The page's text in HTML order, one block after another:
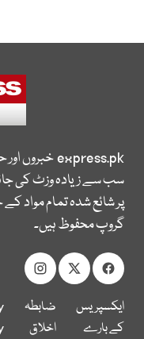
express.pkخبروں
سب سے زیادہ وزٹ کی
پر شائع شدہ تمام مواد
گروپ محفوظ ہیں۔
ایکسپریس
کے بارے
ضابطہ
اخلاق